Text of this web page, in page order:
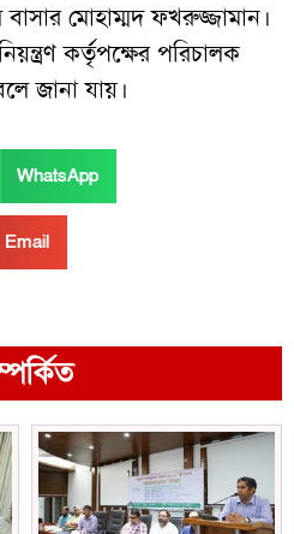
মোহাম্মদ ফখরুজ্জামান।
কর্তৃপক্ষের পরিচালক
জানা যায়।
WhatsApp
Email